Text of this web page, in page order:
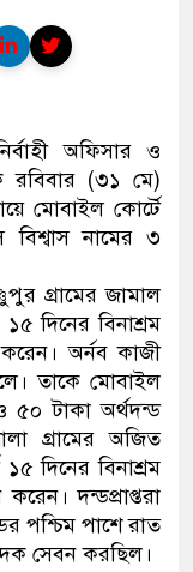
অফিসার ও
রবিবার (৩১ মে)
মোবাইল কোর্টে
বিশ্বাস নামের ৩
গ্রামের জামাল
দিনের বিনাশ্রম
অর্নব কাজী
তাকে মোবাইল
৫০ টাকা অর্থদন্ড
গ্রামের অজিত
দিনের বিনাশ্রম
দন্ডপ্রাপ্তরা
পশ্চিম পাশে রাত
সেবন করছিল।